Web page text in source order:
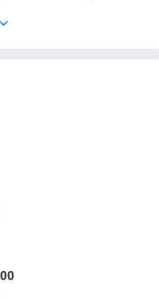
дітей та підкреслять
комфорт і безпеку
а й є стильним
із
конструкцію,
весь термін
з
наші крісла
віку та ваги.